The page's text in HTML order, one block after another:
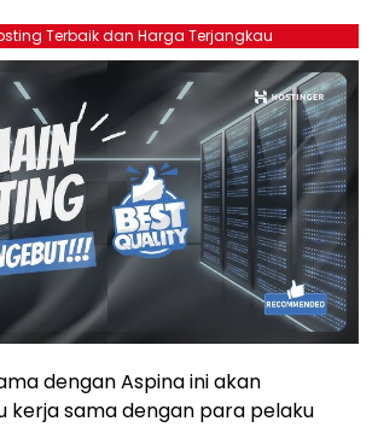
Terbaik dan Harga Terjangkau
dengan Aspina ini akan
kerja sama dengan para pelaku